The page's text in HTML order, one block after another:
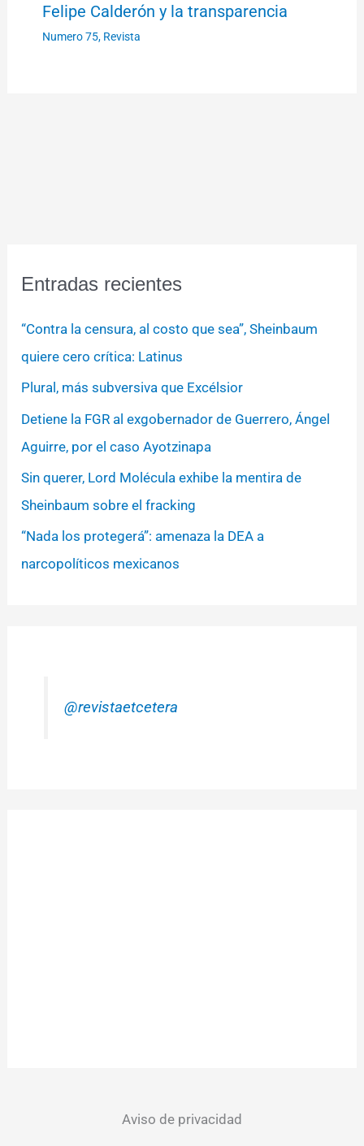
Felipe Calderón y la transparencia
Numero 75, Revista
Entradas recientes
“Contra la censura, al costo que sea”, Sheinbaum
quiere cero crítica: Latinus
Plural, más subversiva que Excélsior
Detiene la FGR al exgobernador de Guerrero, Ángel
Aguirre, por el caso Ayotzinapa
Sin querer, Lord Molécula exhibe la mentira de
Sheinbaum sobre el fracking
“Nada los protegerá”: amenaza la DEA a
narcopolíticos mexicanos
@revistaetcetera
Aviso de privacidad